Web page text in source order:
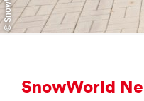
Snow­World